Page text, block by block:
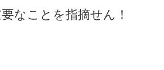
なことを指摘せん！